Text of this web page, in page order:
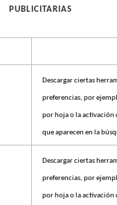
PUBLICITARIAS
Descargar ciertas
preferencias, por
por hoja o la activación
que aparecen en la
Descargar ciertas
preferencias, por
por hoja o la activación